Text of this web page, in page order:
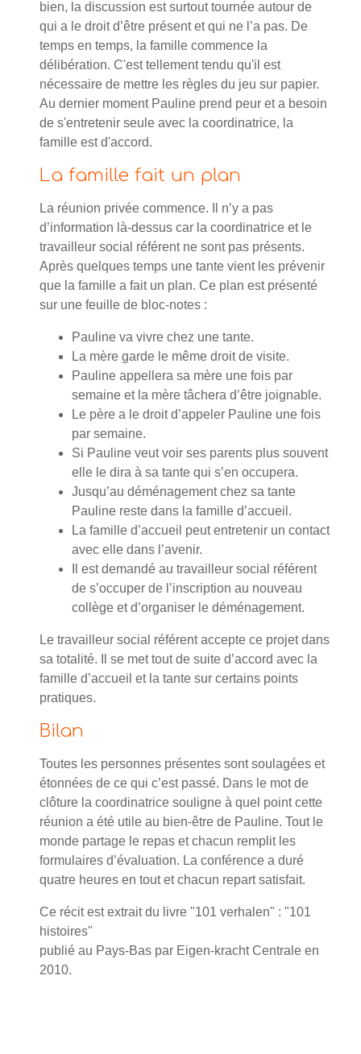
bien, la discussion est surtout tournée autour de
qui a le droit d’être présent et qui ne l’a pas. De
temps en temps, la famille commence la
délibération. C'est tellement tendu qu'il est
nécessaire de mettre les règles du jeu sur papier.
Au dernier moment Pauline prend peur et a besoin
de s'entretenir seule avec la coordinatrice, la
famille est d'accord.
La famille fait un plan
La réunion privée commence. Il n’y a pas
d’information là-dessus car la coordinatrice et le
travailleur social référent ne sont pas présents.
Après quelques temps une tante vient les prévenir
que la famille a fait un plan. Ce plan est présenté
sur une feuille de bloc-notes :
Pauline va vivre chez une tante.
La mère garde le même droit de visite.
Pauline appellera sa mère une fois par
semaine et la mère tâchera d’être joignable.
Le père a le droit d’appeler Pauline une fois
par semaine.
Si Pauline veut voir ses parents plus souvent
elle le dira à sa tante qui s’en occupera.
Jusqu’au déménagement chez sa tante
Pauline reste dans la famille d’accueil.
La famille d’accueil peut entretenir un contact
avec elle dans l’avenir.
Il est demandé au travailleur social référent
de s’occuper de l’inscription au nouveau
collège et d’organiser le déménagement.
Le travailleur social référent accepte ce projet dans
sa totalité. Il se met tout de suite d’accord avec la
famille d’accueil et la tante sur certains points
pratiques.
Bilan
Toutes les personnes présentes sont soulagées et
étonnées de ce qui c’est passé. Dans le mot de
clôture la coordinatrice souligne à quel point cette
réunion a été utile au bien-être de Pauline. Tout le
monde partage le repas et chacun remplit les
formulaires d’évaluation. La conférence a duré
quatre heures en tout et chacun repart satisfait.
Ce récit est extrait du livre "101 verhalen" : "101
histoires"
publié au Pays-Bas par Eigen-kracht Centrale en
2010.